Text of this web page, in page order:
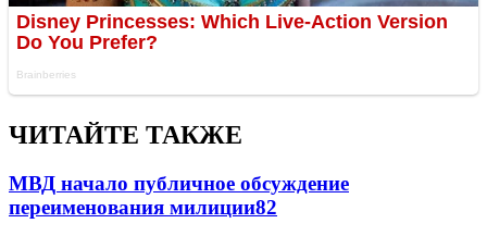
ЧИТАЙТЕ ТАКЖЕ
МВД начало публичное обсуждение
переименования милиции82